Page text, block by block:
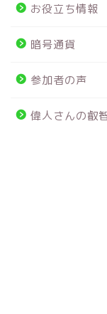
お役立ち情報
暗号通貨
参加者の声
偉人さんの叡